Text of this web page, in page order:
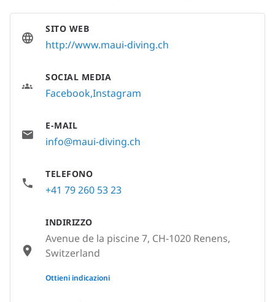
SITO WEB
http://www.maui-diving.ch
SOCIAL MEDIA
FacebookInstagram
E-MAIL
info@maui-diving.ch
TELEFONO
+41 79 260 53 23
INDIRIZZO
Avenue de la piscine 7, CH-1020 Renens,
Switzerland
None
Ottieni indicazioni